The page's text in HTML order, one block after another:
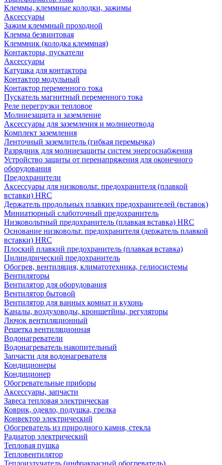
Клеммы, клеммные колодки, зажимы
Аксессуары
Зажим клеммный проходной
Клемма безвинтовая
Клеммник (колодка клеммная)
Контакторы, пускатели
Аксессуары
Катушка для контактора
Контактор модульный
Контактор переменного тока
Пускатель магнитный переменного тока
Реле перегрузки тепловое
Молниезащита и заземление
Аксессуары для заземления и молниеотвода
Комплект заземления
Ленточный заземлитель (гибкая перемычка)
Разрядник для молниезащиты систем энергоснабжения
Устройство защиты от перенапряжения для оконечного
оборудования
Предохранители
Аксессуары для низковольт. предохранителя (плавкой
вставки) HRC
Держатель продольных плавких предохранителей (вставок)
Миниатюрный слаботочный предохранитель
Низковольтный предохранитель (плавкая вставка) HRC
Основание низковольт. предохранителя (держатель плавкой
вставки) HRC
Плоский плавкий предохранитель (плавкая вставка)
Цилиндрический предохранитель
Обогрев, вентиляция, климатотехника, гелиосистемы
Вентиляторы
Вентилятор для оборудования
Вентилятор бытовой
Вентилятор для ванных комнат и кухонь
Каналы, воздуховоды, кроншетйны, регуляторы
Лючок вентиляционный
Решетка вентиляционная
Водонагреватели
Водонагреватель накопительный
Запчасти для водонагревателя
Кондиционеры
Кондиционер
Обогревательные приборы
Аксессуары, запчасти
Завеса тепловая электрическая
Коврик, одеяло, подушка, грелка
Конвектор электрический
Обогреватель из природного камня, стекла
Радиатор электрический
Тепловая пушка
Тепловентилятор
Теплоизлучатель (инфракрасный обогреватель)